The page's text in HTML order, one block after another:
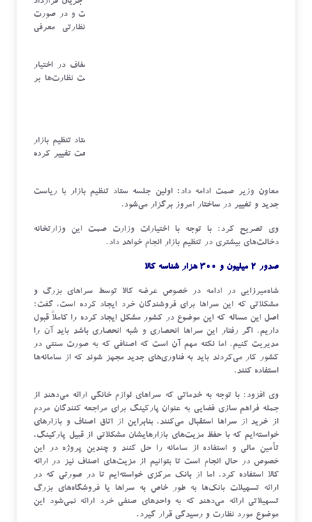
قرار گیرد و اگر قبل از ارائه وجه دریافت کند تخلف است و در صورت
تکرار این تخلفات شرکت‌های متخلف به نهادهای نظارتی معرفی
شاه‌میرزایی گفت: باید قرارداد فروش خودرو به طور شفاف در اختیار
خریدار قرار گیرد و بنابراین بر اساس دستور وزیر صمت نظارت‌ها بر
وی درباره ستاد تنظیم بازار اظهار کرد: ترکیب ساختار ستاد تنظیم بازار
تغییر کرده است و ریاست آن از آقای مخبر به وزیر صنعت تغییر کرده
معاون وزیر صمت ادامه داد: اولین جلسه ستاد تنظیم بازار با ریاست
جدید و تغییر در ساختار امروز برگزار می‌شود.
وی تصریح کرد: با توجه با اختیارات وزارت صمت این وزارتخانه
دخالت‌های بیشتری در تنظیم بازار انجام خواهد داد.
صدور ۲ میلیون و ۳۰۰ هزار شناسه کالا
شاه‌میرزایی در ادامه در خصوص عرضه کالا توسط سراهای بزرگ و
مشکلاتی که این سراها برای فروشندگان خرد ایجاد کرده است، گفت:
اصل این مساله که این موضوع در کشور مشکل ایجاد کرده را کاملاً قبول
داریم. اگر رفتار این سراها انحصاری و شبه انحصاری باشد باید آن را
مدیریت کنیم. اما نکته مهم آن است که اصنافی که به صورت سنتی در
کشور کار می‌کردند باید به فناوری‌های جدید مجهز شوند که از سامانه‌ها
استفاده کنند.
وی افزود: با توجه به خدماتی که سراهای لوازم خانگی ارائه می‌دهند از
جمله فراهم سازی فضایی به عنوان پارکینگ برای مراجعه کنندگان مردم
از خرید از سراها استقبال می‌کنند. بنابراین از اتاق اصناف و بازارهای
خواسته‌ایم که با حفظ مزیت‌های بازارهایشان مشکلاتی از قبیل پارکینگ،
تأمین مالی و استفاده از سامانه را حل کنند و چندین پروژه در این
خصوص در حال انجام است تا بتوانیم از مزیت‌های اصناف نیز در ارائه
کالا استفاده کرد. اما از بانک مرکزی خواسته‌ایم تا در صورتی که در
ارائه تسهیلات بانک‌ها به طور خاص به سراها یا فروشگاه‌های بزرگ
تسهیلاتی ارائه می‌دهند که به واحدهای صنفی خرد ارائه نمی‌شود این
موضوع مورد نظارت و رسیدگی قرار گیرد.